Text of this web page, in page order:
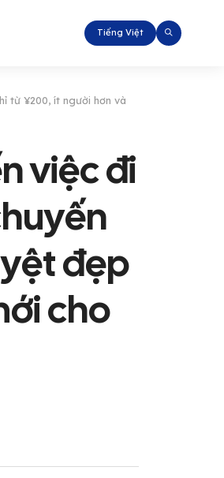
Tiếng Việt
từ ¥200, ít người hơn và
việc đi
đẹp
cho